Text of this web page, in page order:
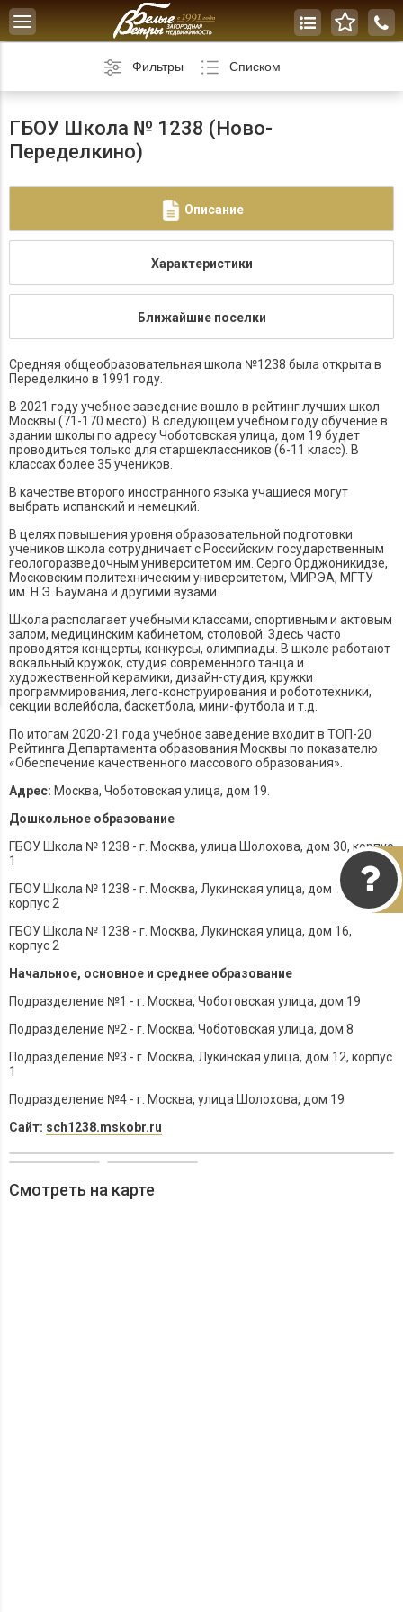
Toggle
navigation
Фильтры Списком
ГБОУ Школа № 1238 (Ново-
Переделкино)
Описание
Характеристики
Ближайшие поселки
Средняя общеобразовательная школа №1238 была открыта в
Переделкино в 1991 году.
В 2021 году учебное заведение вошло в рейтинг лучших школ
Москвы (71-170 место). В следующем учебном году обучение в
здании школы по адресу Чоботовская улица, дом 19 будет
проводиться только для старшеклассников (6-11 класс). В
классах более 35 учеников.
В качестве второго иностранного языка учащиеся могут
выбрать испанский и немецкий.
В целях повышения уровня образовательной подготовки
учеников школа сотрудничает с Российским государственным
геологоразведочным университетом им. Серго Орджоникидзе,
Московским политехническим университетом, МИРЭА, МГТУ
им. Н.Э. Баумана и другими вузами.
Школа располагает учебными классами, спортивным и актовым
залом, медицинским кабинетом, столовой. Здесь часто
проводятся концерты, конкурсы, олимпиады. В школе работают
вокальный кружок, студия современного танца и
художественной керамики, дизайн-студия, кружки
программирования, лего-конструирования и робототехники,
секции волейбола, баскетбола, мини-футбола и т.д.
По итогам 2020-21 года учебное заведение входит в ТОП-20
Рейтинга Департамента образования Москвы по показателю
«Обеспечение качественного массового образования».
Адрес: Москва, Чоботовская улица, дом 19.
Дошкольное образование
ГБОУ Школа № 1238 - г. Москва, улица Шолохова, дом 30, корпус
1
ГБОУ Школа № 1238 - г. Москва, Лукинская улица, дом 14,
корпус 2
ГБОУ Школа № 1238 - г. Москва, Лукинская улица, дом 16,
корпус 2
Начальное, основное и среднее образование
Подразделение №1 - г. Москва, Чоботовская улица, дом 19
Подразделение №2 - г. Москва, Чоботовская улица, дом 8
Подразделение №3 - г. Москва, Лукинская улица, дом 12, корпус
1
Подразделение №4 - г. Москва, улица Шолохова, дом 19
Сайт: sch1238.mskobr.ru
Смотреть на карте